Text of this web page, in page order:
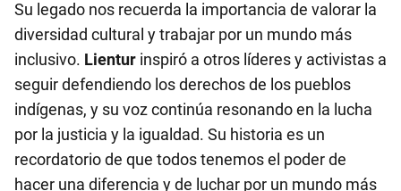
Su legado nos recuerda la importancia de valorar la
diversidad cultural y trabajar por un mundo más
inclusivo. Lientur inspiró a otros líderes y activistas a
seguir defendiendo los derechos de los pueblos
indígenas, y su voz continúa resonando en la lucha
por la justicia y la igualdad. Su historia es un
recordatorio de que todos tenemos el poder de
hacer una diferencia y de luchar por un mundo más